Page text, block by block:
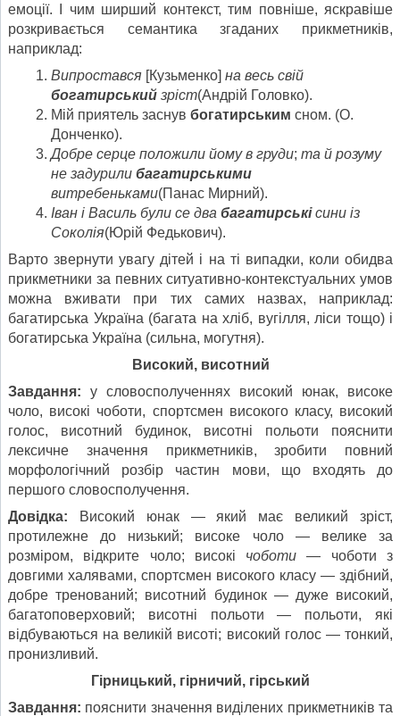
емоції. І чим ширший контекст, тим повніше, яскравіше
розкривається семантика згаданих прикметників,
наприклад:
Випростався [Кузьменко] на весь свій
богатирський зріст(Андрій Головко).
Мій приятель заснув богатирським сном. (О.
Донченко).
Добре серце положили йому в груди; та й розуму
не задурили багатирськими
витребеньками(Панас Мирний).
Іван і Василь були се два багатирськісини із
Соколія(Юрій Федькович).
Варто звернути увагу дітей і на ті випадки, коли обидва
прикметники за певних ситуативно-контекстуальних умов
можна вживати при тих самих назвах, наприклад:
багатирська Україна (багата на хліб, вугілля, ліси тощо) і
богатирська Україна (сильна, могутня).
Високий, висотний
Завдання: у словосполученнях високий юнак, високе
чоло, високі чоботи, спортсмен високого класу, високий
голос, висотний будинок, висотні польоти пояснити
лексичне значення прикметників, зробити повний
морфологічний розбір частин мови, що входять до
першого словосполучення.
Довідка: Високий юнак — який має великий зріст,
протилежне до низький; високе чоло — велике за
розміром, відкрите чоло; високі чоботи — чоботи з
довгими халявами, спортсмен високого класу — здібний,
добре тренований; висотний будинок — дуже високий,
багатоповерховий; висотні польоти — польоти, які
відбуваються на великій висоті; високий голос — тонкий,
пронизливий.
Гірницький, гірничий, гірський
Завдання: пояснити значення виділених прикметників та